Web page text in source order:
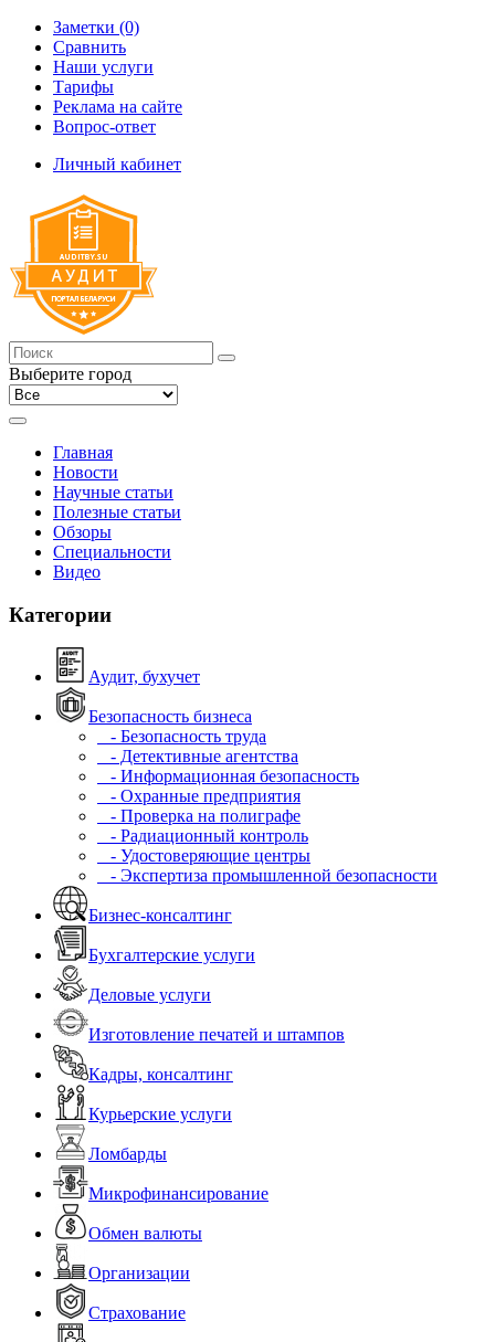
Заметки (0)
Сравнить
Наши услуги
Тарифы
Реклама на сайте
Вопрос-ответ
Личный кабинет
Выберите город
Главная
Новости
Научные статьи
Полезные статьи
Обзоры
Специальности
Видео
Категории
Аудит, бухучет
Безопасность бизнеса
- Безопасность труда
- Детективные агентства
- Информационная безопасность
- Охранные предприятия
- Проверка на полиграфе
- Радиационный контроль
- Удостоверяющие центры
- Экспертиза промышленной безопасности
Бизнес-консалтинг
Бухгалтерские услуги
Деловые услуги
Изготовление печатей и штампов
Кадры, консалтинг
Курьерские услуги
Ломбарды
Микрофинансирование
Обмен валюты
Организации
Страхование